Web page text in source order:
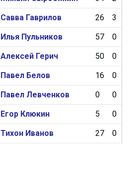
Савва Гаврилов 26 3
Илья Пульников 57 0
Алексей Герич 50 0
Павел Белов 16 0
Павел Левченков 0 0
Егор Клюкин 5 0
Тихон Иванов 27 0